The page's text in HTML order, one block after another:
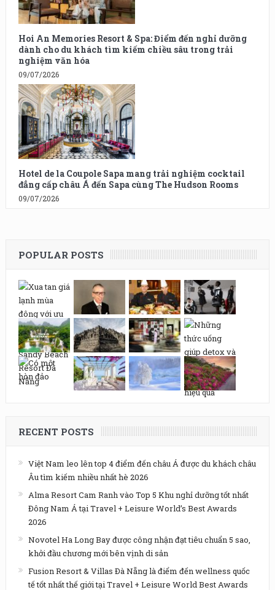
Hoi An Memories Resort & Spa: Điểm đến nghỉ dưỡng
dành cho du khách tìm kiếm chiều sâu trong trải
nghiệm văn hóa
09/07/2026
Hotel de la Coupole Sapa mang trải nghiệm cocktail
đẳng cấp châu Á đến Sapa cùng The Hudson Rooms
09/07/2026
POPULAR POSTS
RECENT POSTS
Việt Nam leo lên top 4 điểm đến châu Á được du khách châu
Âu tìm kiếm nhiều nhất hè 2026
Alma Resort Cam Ranh vào Top 5 Khu nghỉ dưỡng tốt nhất
Đông Nam Á tại Travel + Leisure World’s Best Awards
2026
Novotel Ha Long Bay được công nhận đạt tiêu chuẩn 5 sao,
khởi đầu chương mới bên vịnh di sản
Fusion Resort & Villas Đà Nẵng là điểm đến wellness quốc
tế tốt nhất thế giới tại Travel + Leisure World Best Awards